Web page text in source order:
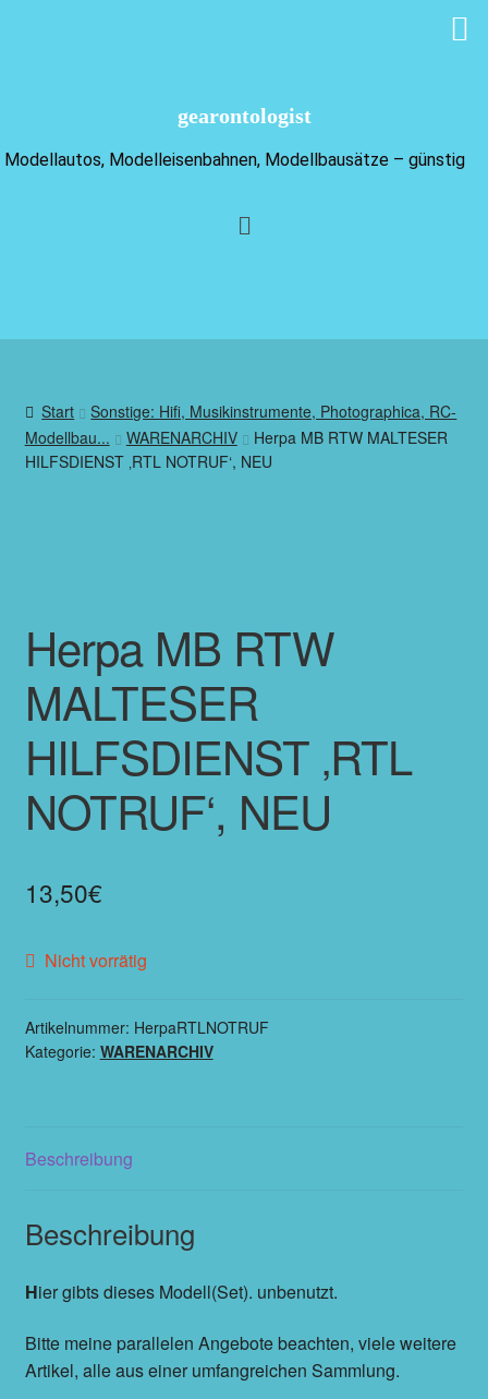
Modellautos, Modelleisenbahnen, Modellbausätze – günstig
Start
Sonstige: Hifi, Musikinstrumente, Photographica, RC-
Modellbau...
WARENARCHIV
Herpa MB RTW MALTESER
HILFSDIENST ‚RTL NOTRUF‘, NEU
Herpa MB RTW
MALTESER
HILFSDIENST ‚RTL
NOTRUF‘, NEU
13,50€
Nicht vorrätig
Artikelnummer: HerpaRTLNOTRUF
Kategorie: WARENARCHIV
Beschreibung
Beschreibung
Hier gibts dieses Modell(Set). unbenutzt.
Bitte meine parallelen Angebote beachten, viele weitere
Artikel, alle aus einer umfangreichen Sammlung.
gearontologist